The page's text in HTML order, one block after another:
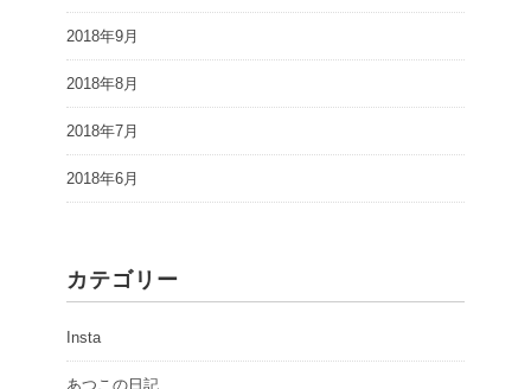
2018年9月
2018年8月
2018年7月
2018年6月
カテゴリー
Insta
あつこの日記